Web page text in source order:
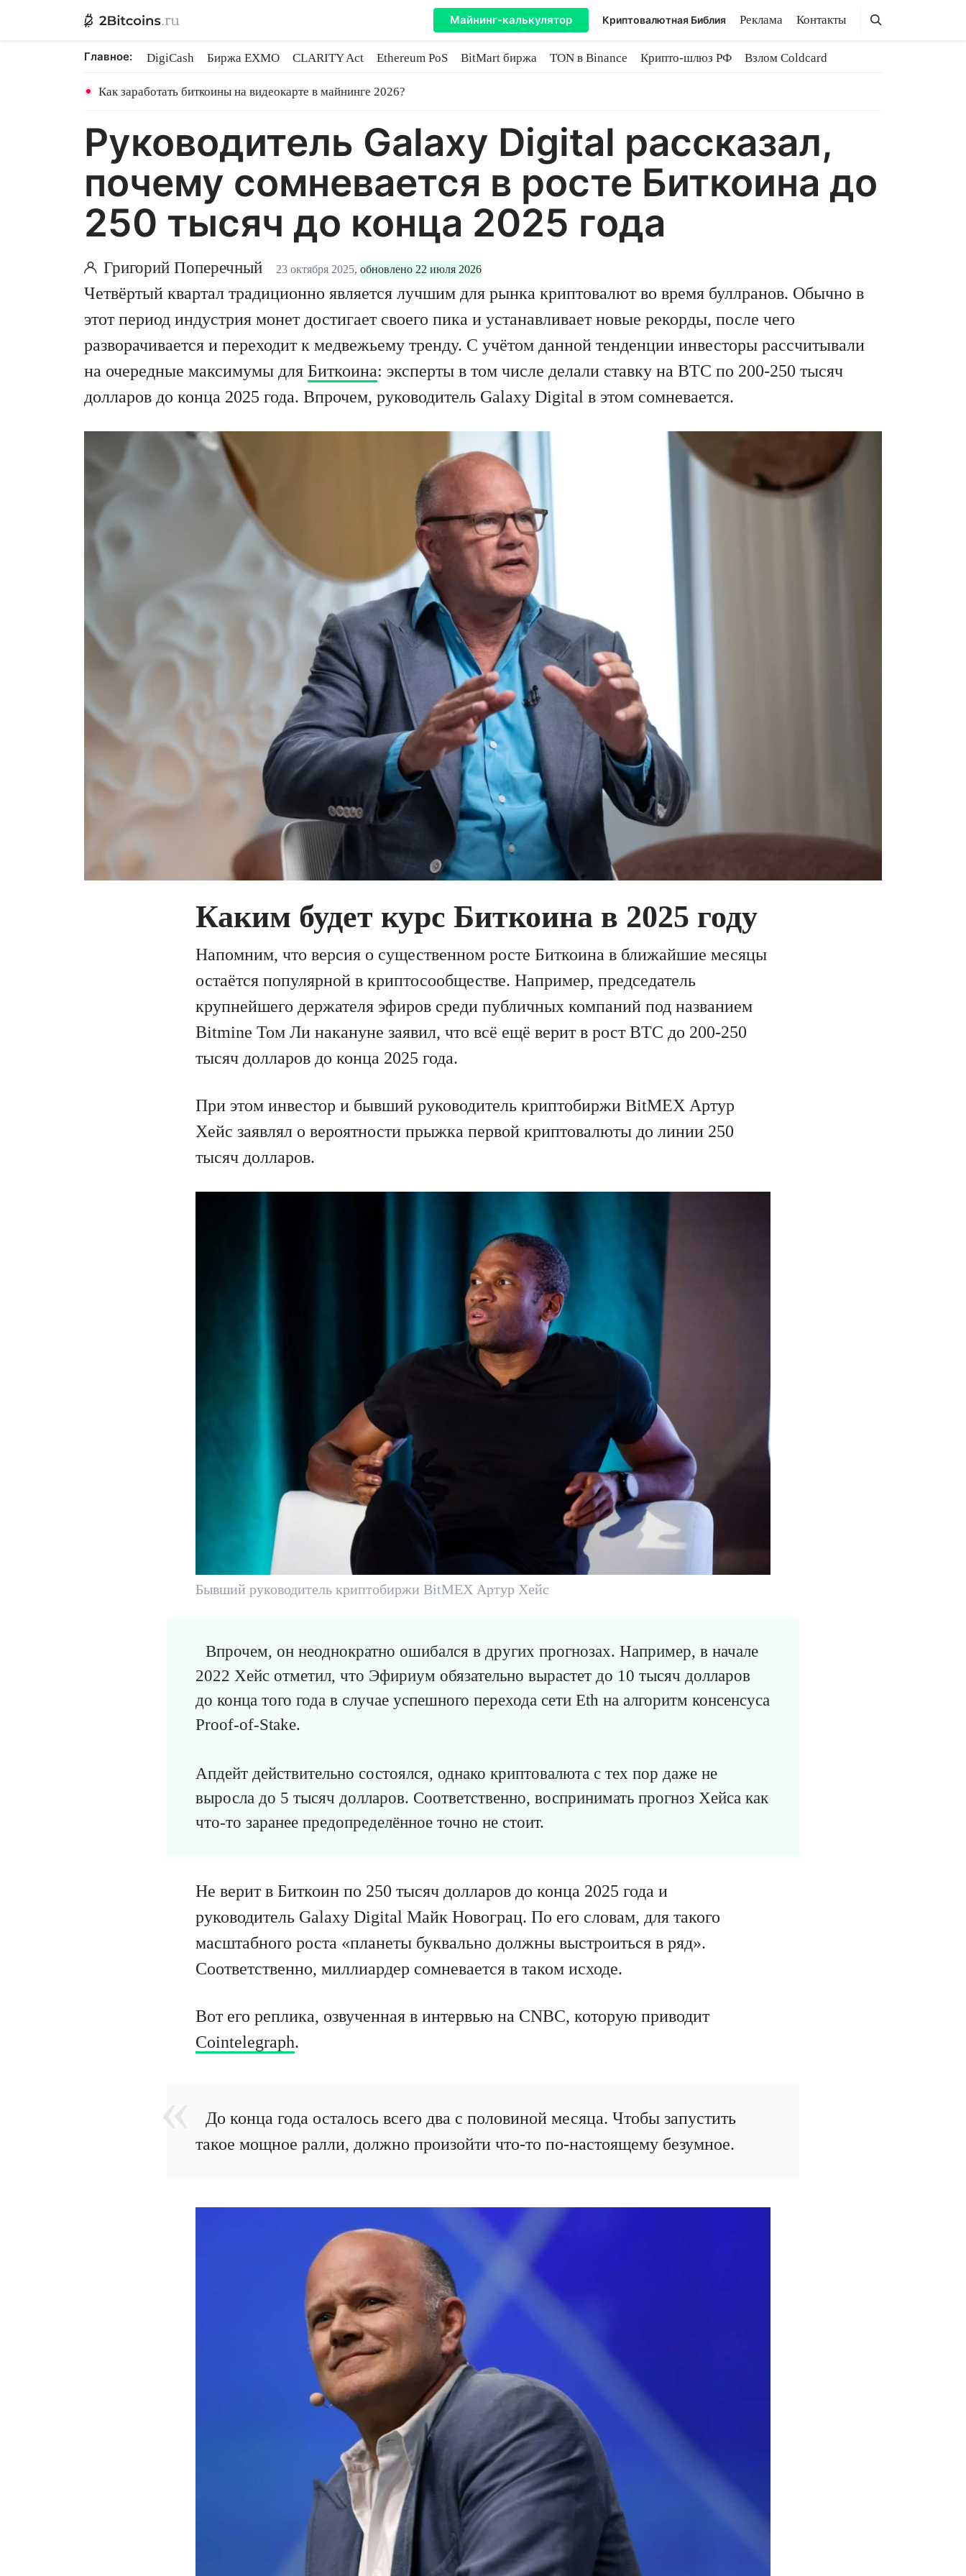
Майнинг-калькулятор Криптовалютная Библия Реклама Контакты Поиск
Поиск
Главное: DigiCash Биржа EXMO CLARITY Act Ethereum PoS BitMart биржа TON в Binance Крипто-шлюз РФ
Взлом Coldcard
Как заработать биткоины на видеокарте в майнинге 2026?
Руководитель Galaxy Digital рассказал,
почему сомневается в росте Биткоина до
250 тысяч до конца 2025 года
Григорий Поперечный 23 октября 2025, обновлено 22 июля 2026
Четвёртый квартал традиционно является лучшим для рынка криптовалют во время буллранов. Обычно в
этот период индустрия монет достигает своего пика и устанавливает новые рекорды, после чего
разворачивается и переходит к медвежьему тренду. С учётом данной тенденции инвесторы рассчитывали
на очередные максимумы для Биткоина: эксперты в том числе делали ставку на BTC по 200-250 тысяч
долларов до конца 2025 года. Впрочем, руководитель Galaxy Digital в этом сомневается.
Каким будет курс Биткоина в 2025 году
Напомним, что версия о существенном росте Биткоина в ближайшие месяцы
остаётся популярной в криптосообществе. Например, председатель
крупнейшего держателя эфиров среди публичных компаний под названием
Bitmine Том Ли накануне заявил, что всё ещё верит в рост BTC до 200-250
тысяч долларов до конца 2025 года.
При этом инвестор и бывший руководитель криптобиржи BitMEX Артур
Хейс заявлял о вероятности прыжка первой криптовалюты до линии 250
тысяч долларов.
Бывший руководитель криптобиржи BitMEX Артур Хейс
Впрочем, он неоднократно ошибался в других прогнозах. Например, в начале
2022 Хейс отметил, что Эфириум обязательно вырастет до 10 тысяч долларов
до конца того года в случае успешного перехода сети Eth на алгоритм консенсуса
Proof-of-Stake.
Апдейт действительно состоялся, однако криптовалюта с тех пор даже не
выросла до 5 тысяч долларов. Соответственно, воспринимать прогноз Хейса как
что-то заранее предопределённое точно не стоит.
Не верит в Биткоин по 250 тысяч долларов до конца 2025 года и
руководитель Galaxy Digital Майк Новограц. По его словам, для такого
масштабного роста «планеты буквально должны выстроиться в ряд».
Соответственно, миллиардер сомневается в таком исходе.
Вот его реплика, озвученная в интервью на CNBC, которую приводит
Cointelegraph.
До конца года осталось всего два с половиной месяца. Чтобы запустить
такое мощное ралли, должно произойти что-то по-настоящему безумное.